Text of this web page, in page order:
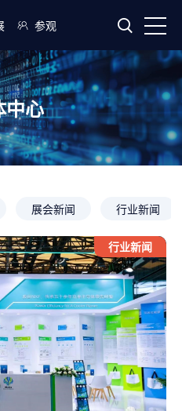
参观
中心
展会新闻 行业新闻
行业新闻